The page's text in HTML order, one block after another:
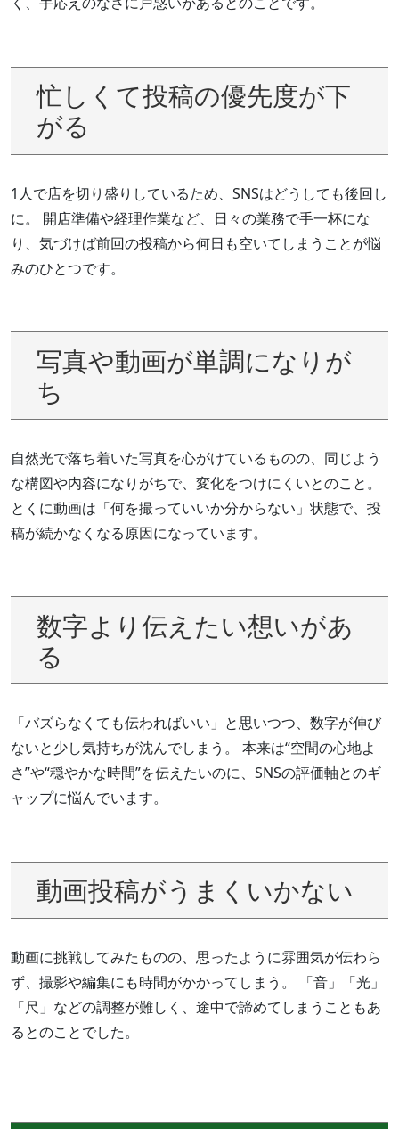
忙しくて投稿の優先度が下
がる
1人で店を切り盛りしているため、SNSはどうしても後回し
に。 開店準備や経理作業など、日々の業務で手一杯にな
り、気づけば前回の投稿から何日も空いてしまうことが悩
みのひとつです。
写真や動画が単調になりが
ち
自然光で落ち着いた写真を心がけているものの、同じよう
な構図や内容になりがちで、変化をつけにくいとのこと。
とくに動画は「何を撮っていいか分からない」状態で、投
稿が続かなくなる原因になっています。
数字より伝えたい想いがあ
る
「バズらなくても伝わればいい」と思いつつ、数字が伸び
ないと少し気持ちが沈んでしまう。 本来は“空間の心地よ
さ”や“穏やかな時間”を伝えたいのに、SNSの評価軸とのギ
ャップに悩んでいます。
動画投稿がうまくいかない
動画に挑戦してみたものの、思ったように雰囲気が伝わら
ず、撮影や編集にも時間がかかってしまう。 「音」「光」
「尺」などの調整が難しく、途中で諦めてしまうこともあ
るとのことでした。